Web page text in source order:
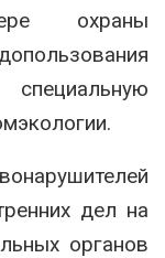
охраны
дел на
органов